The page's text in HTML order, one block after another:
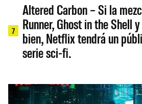
7
Altered Carbon – Si la
Runner, Ghost in the Shell
bien, Netflix tendrá un
serie sci-fi.